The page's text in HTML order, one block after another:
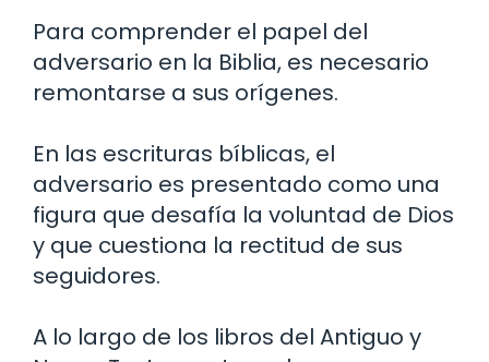
Para comprender el papel del
adversario en la Biblia, es necesario
remontarse a sus orígenes.
En las escrituras bíblicas, el
adversario es presentado como una
figura que desafía la voluntad de Dios
y que cuestiona la rectitud de sus
seguidores.
A lo largo de los libros del Antiguo y